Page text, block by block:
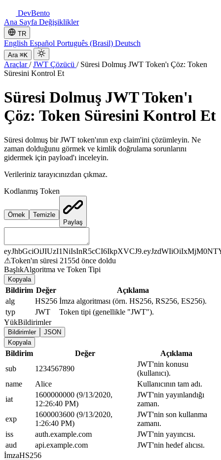
DevBento
Ana Sayfa Değişiklikler
TR
English Español Português (Brasil) Deutsch
Ara ⌘K
Araçlar/ JWT Çözücü / Süresi Dolmuş JWT Token'ı Çöz: Token
Süresini Kontrol Et
Süresi Dolmuş JWT Token'ı
Çöz: Token Süresini Kontrol Et
Süresi dolmuş bir JWT token'ının exp claim'ini çözümleyin. Ne
zaman dolduğunu görmek ve kimlik doğrulama sorunlarını
gidermek için payload'ı inceleyin.
Verileriniz tarayıcınızdan çıkmaz.
Kodlanmış Token
Örnek
Temizle
Paylaş
eyJhbGciOiJIUzI1NiIsInR5cCI6IkpXVCJ9.
⚠Token'ın süresi 2155d önce doldu
BaşlıkAlgoritma ve Token Tipi
Kopyala
Bildirim Değer
Açıklama
alg
HS256 İmza algoritması (örn. HS256, RS256, ES256).
typ
JWT
Token tipi (genellikle "JWT").
YükBildirimler
Bildirimler
JSON
Kopyala
Bildirim Değer
Açıklama
sub
1234567890
JWT'nin konusu
(kullanıcı).
name
Alice
Kullanıcının tam adı.
iat
1600000000 (9/13/2020,
12:26:40 PM)
JWT'nin yayınlandığı
zaman.
exp
1600003600 (9/13/2020,
1:26:40 PM)
JWT'nin son kullanma
zamanı.
iss
auth.example.com
JWT'nin yayıncısı.
aud
api.example.com
JWT'nin hedef alıcısı.
İmzaHS256